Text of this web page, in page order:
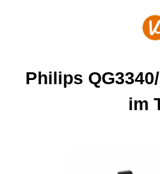
Philips
im